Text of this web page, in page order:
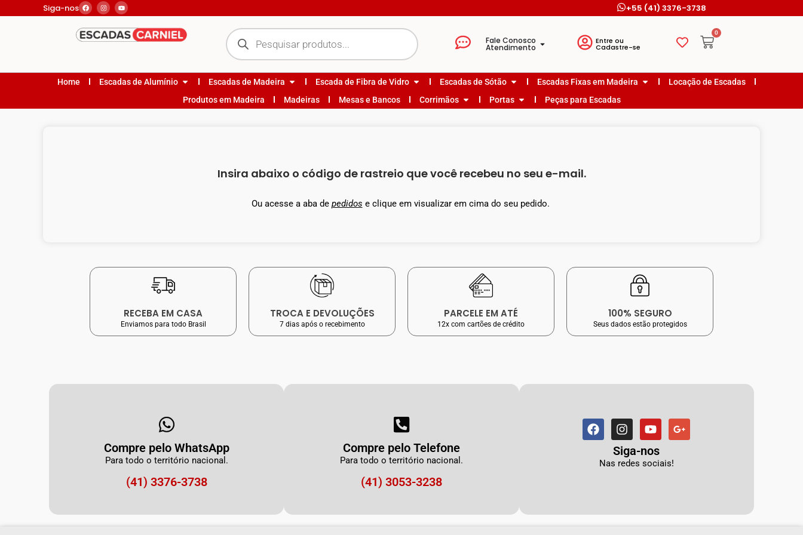
Siga-nos +55 (41) 3376-3738
Fale Conosco
Atendimento
Entre ou
Cadastre-se
0
Home Escadas de Alumínio Escadas de Madeira Escada de Fibra de Vidro Escadas de Sótão Escadas Fixas em Madeira
Locação de Escadas
Produtos em Madeira
Madeiras Mesas e Bancos Corrimãos Portas Peças para Escadas
Insira abaixo o código de rastreio que você recebeu no seu e-mail.
Ou acesse a aba de pedidos e clique em visualizar em cima do seu pedido.
RECEBA EM CASA
Enviamos para todo Brasil
TROCA E DEVOLUÇÕES
7 dias após o recebimento
PARCELE EM ATÉ
12x com cartões de crédito
100% SEGURO
Seus dados estão protegidos
Compre pelo WhatsApp
Para todo o território nacional.
(41) 3376-3738
Compre pelo Telefone
Para todo o território nacional.
(41) 3053-3238
Siga-nos
Nas redes sociais!